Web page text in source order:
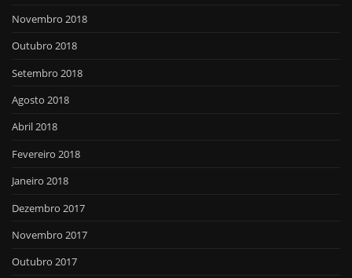
Novembro 2018
Outubro 2018
Setembro 2018
Agosto 2018
Abril 2018
Fevereiro 2018
Janeiro 2018
Dezembro 2017
Novembro 2017
Outubro 2017